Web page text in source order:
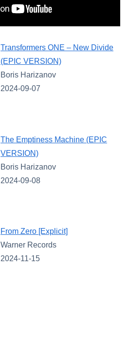
Transformers ONE – New Divide
(EPIC VERSION)
Boris Harizanov
2024-09-07
The Emptiness Machine (EPIC
VERSION)
Boris Harizanov
2024-09-08
From Zero [Explicit]
Warner Records
2024-11-15